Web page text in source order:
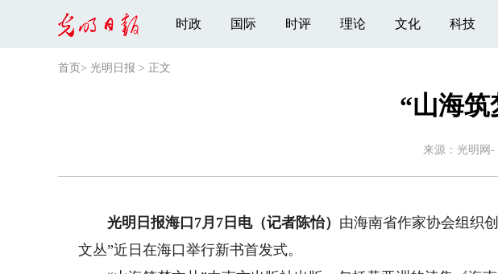
时政 国际 时评 理论 文化 科技
首页 > 光明日报 > 正文
“山海
来源： 光明网-
光明日报海口7月7日电（记者陈怡） 由海南省作家协会组织
文丛”近日在海口举行新书首发式。